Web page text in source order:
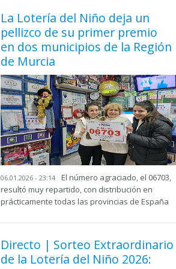
La Lotería del Niño deja un
pellizco de su primer premio
en dos municipios de la Región
de Murcia
06.01.2026 - 23:14
El número agraciado, el 06703,
resultó muy repartido, con distribución en
prácticamente todas las provincias de España
Directo | Sorteo Extraordinario
de la Lotería del Niño 2026: